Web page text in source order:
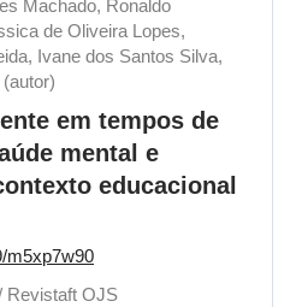
Machado, Ronaldo
de Oliveira Lopes,
Ivane dos Santos Silva,
em tempos de
mental e
educacional
m5xp7w90
Revistaft OJS